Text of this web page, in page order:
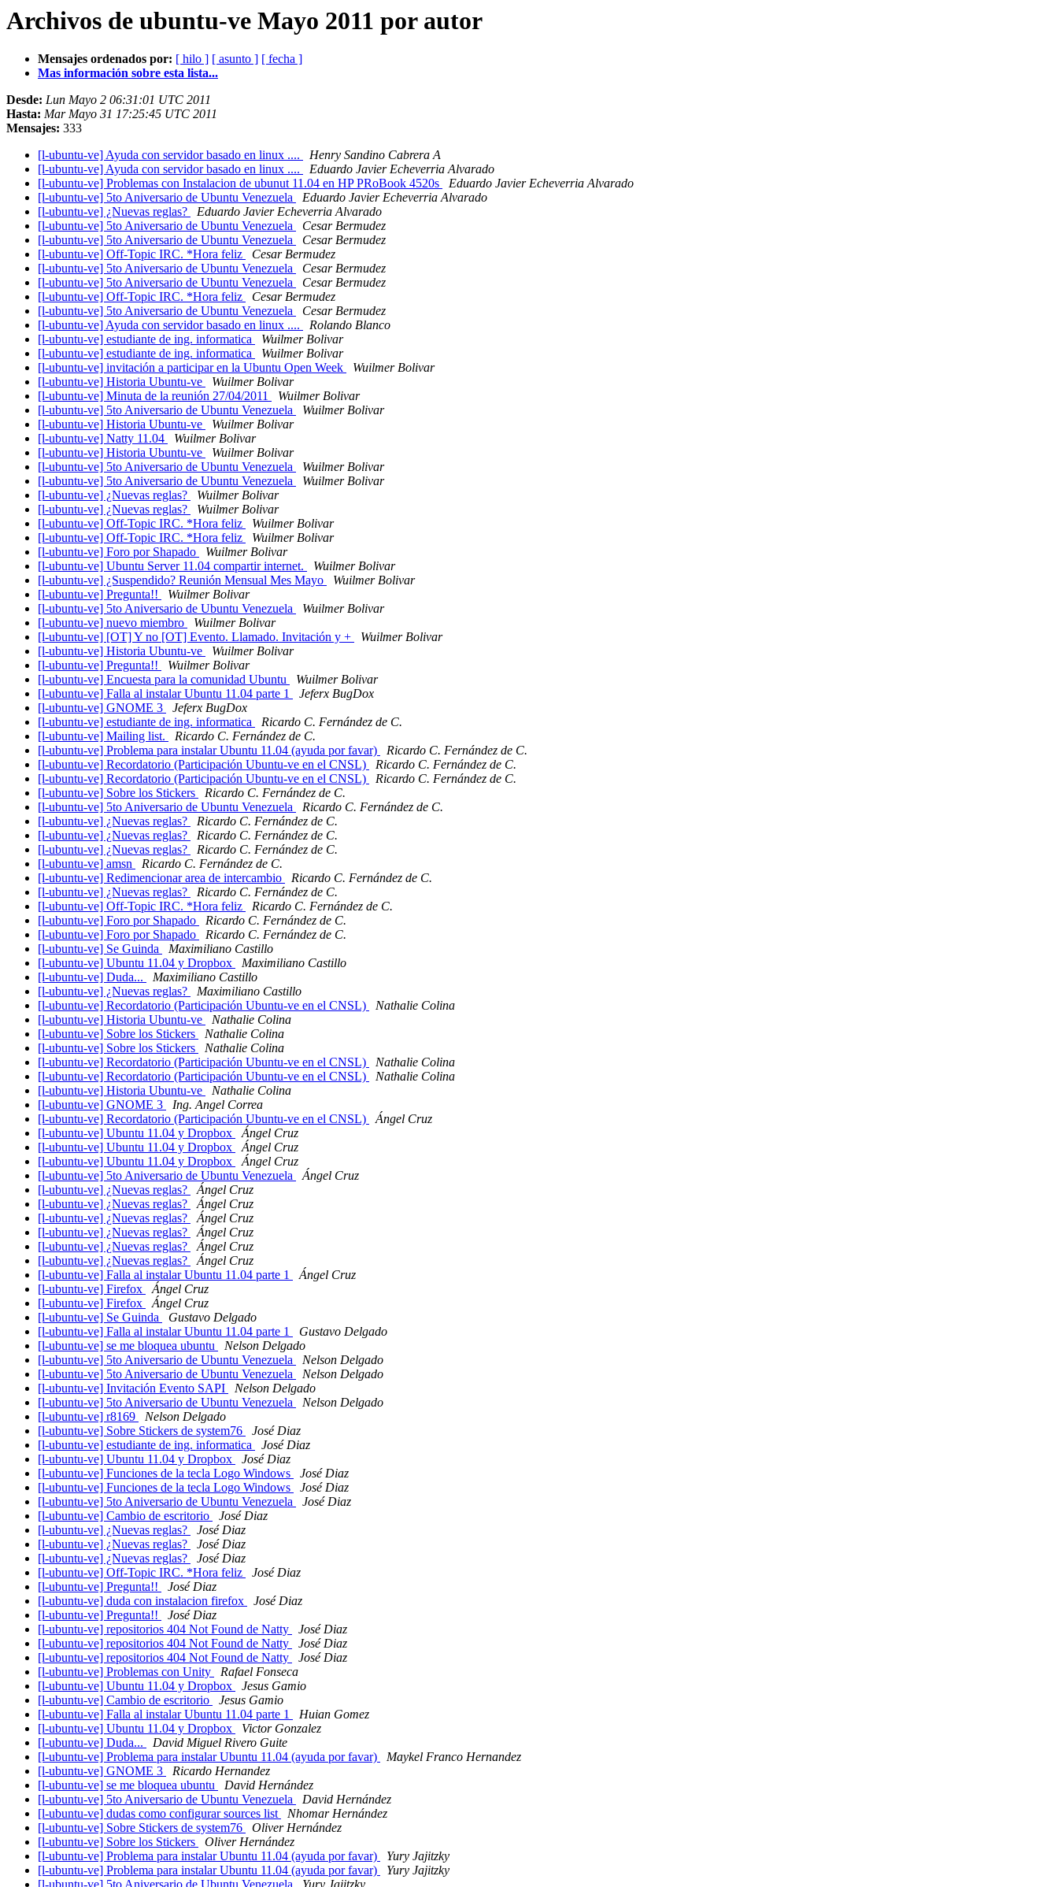
Archivos de ubuntu-ve Mayo 2011 por autor
Mensajes ordenados por: [ hilo ] [ asunto ] [ fecha ]
Mas información sobre esta lista...
Desde: Lun Mayo 2 06:31:01 UTC 2011
Hasta: Mar Mayo 31 17:25:45 UTC 2011
Mensajes: 333
[l-ubuntu-ve] Ayuda con servidor basado en linux ....
Henry Sandino Cabrera A
[l-ubuntu-ve] Ayuda con servidor basado en linux ....
Eduardo Javier Echeverria Alvarado
[l-ubuntu-ve] Problemas con Instalacion de ubunut 11.04 en HP PRoBook 4520s
Eduardo Javier Echeverria Alvarado
[l-ubuntu-ve] 5to Aniversario de Ubuntu Venezuela
Eduardo Javier Echeverria Alvarado
[l-ubuntu-ve] ¿Nuevas reglas?
Eduardo Javier Echeverria Alvarado
[l-ubuntu-ve] 5to Aniversario de Ubuntu Venezuela
Cesar Bermudez
[l-ubuntu-ve] 5to Aniversario de Ubuntu Venezuela
Cesar Bermudez
[l-ubuntu-ve] Off-Topic IRC. *Hora feliz
Cesar Bermudez
[l-ubuntu-ve] 5to Aniversario de Ubuntu Venezuela
Cesar Bermudez
[l-ubuntu-ve] 5to Aniversario de Ubuntu Venezuela
Cesar Bermudez
[l-ubuntu-ve] Off-Topic IRC. *Hora feliz
Cesar Bermudez
[l-ubuntu-ve] 5to Aniversario de Ubuntu Venezuela
Cesar Bermudez
[l-ubuntu-ve] Ayuda con servidor basado en linux ....
Rolando Blanco
[l-ubuntu-ve] estudiante de ing. informatica
Wuilmer Bolivar
[l-ubuntu-ve] estudiante de ing. informatica
Wuilmer Bolivar
[l-ubuntu-ve] invitación a participar en la Ubuntu Open Week
Wuilmer Bolivar
[l-ubuntu-ve] Historia Ubuntu-ve
Wuilmer Bolivar
[l-ubuntu-ve] Minuta de la reunión 27/04/2011
Wuilmer Bolivar
[l-ubuntu-ve] 5to Aniversario de Ubuntu Venezuela
Wuilmer Bolivar
[l-ubuntu-ve] Historia Ubuntu-ve
Wuilmer Bolivar
[l-ubuntu-ve] Natty 11.04
Wuilmer Bolivar
[l-ubuntu-ve] Historia Ubuntu-ve
Wuilmer Bolivar
[l-ubuntu-ve] 5to Aniversario de Ubuntu Venezuela
Wuilmer Bolivar
[l-ubuntu-ve] 5to Aniversario de Ubuntu Venezuela
Wuilmer Bolivar
[l-ubuntu-ve] ¿Nuevas reglas?
Wuilmer Bolivar
[l-ubuntu-ve] ¿Nuevas reglas?
Wuilmer Bolivar
[l-ubuntu-ve] Off-Topic IRC. *Hora feliz
Wuilmer Bolivar
[l-ubuntu-ve] Off-Topic IRC. *Hora feliz
Wuilmer Bolivar
[l-ubuntu-ve] Foro por Shapado
Wuilmer Bolivar
[l-ubuntu-ve] Ubuntu Server 11.04 compartir internet.
Wuilmer Bolivar
[l-ubuntu-ve] ¿Suspendido? Reunión Mensual Mes Mayo
Wuilmer Bolivar
[l-ubuntu-ve] Pregunta!!
Wuilmer Bolivar
[l-ubuntu-ve] 5to Aniversario de Ubuntu Venezuela
Wuilmer Bolivar
[l-ubuntu-ve] nuevo miembro
Wuilmer Bolivar
[l-ubuntu-ve] [OT] Y no [OT] Evento. Llamado. Invitación y +
Wuilmer Bolivar
[l-ubuntu-ve] Historia Ubuntu-ve
Wuilmer Bolivar
[l-ubuntu-ve] Pregunta!!
Wuilmer Bolivar
[l-ubuntu-ve] Encuesta para la comunidad Ubuntu
Wuilmer Bolivar
[l-ubuntu-ve] Falla al instalar Ubuntu 11.04 parte 1
Jeferx BugDox
[l-ubuntu-ve] GNOME 3
Jeferx BugDox
[l-ubuntu-ve] estudiante de ing. informatica
Ricardo C. Fernández de C.
[l-ubuntu-ve] Mailing list.
Ricardo C. Fernández de C.
[l-ubuntu-ve] Problema para instalar Ubuntu 11.04 (ayuda por favar)
Ricardo C. Fernández de C.
[l-ubuntu-ve] Recordatorio (Participación Ubuntu-ve en el CNSL)
Ricardo C. Fernández de C.
[l-ubuntu-ve] Recordatorio (Participación Ubuntu-ve en el CNSL)
Ricardo C. Fernández de C.
[l-ubuntu-ve] Sobre los Stickers
Ricardo C. Fernández de C.
[l-ubuntu-ve] 5to Aniversario de Ubuntu Venezuela
Ricardo C. Fernández de C.
[l-ubuntu-ve] ¿Nuevas reglas?
Ricardo C. Fernández de C.
[l-ubuntu-ve] ¿Nuevas reglas?
Ricardo C. Fernández de C.
[l-ubuntu-ve] ¿Nuevas reglas?
Ricardo C. Fernández de C.
[l-ubuntu-ve] amsn
Ricardo C. Fernández de C.
[l-ubuntu-ve] Redimencionar area de intercambio
Ricardo C. Fernández de C.
[l-ubuntu-ve] ¿Nuevas reglas?
Ricardo C. Fernández de C.
[l-ubuntu-ve] Off-Topic IRC. *Hora feliz
Ricardo C. Fernández de C.
[l-ubuntu-ve] Foro por Shapado
Ricardo C. Fernández de C.
[l-ubuntu-ve] Foro por Shapado
Ricardo C. Fernández de C.
[l-ubuntu-ve] Se Guinda
Maximiliano Castillo
[l-ubuntu-ve] Ubuntu 11.04 y Dropbox
Maximiliano Castillo
[l-ubuntu-ve] Duda...
Maximiliano Castillo
[l-ubuntu-ve] ¿Nuevas reglas?
Maximiliano Castillo
[l-ubuntu-ve] Recordatorio (Participación Ubuntu-ve en el CNSL)
Nathalie Colina
[l-ubuntu-ve] Historia Ubuntu-ve
Nathalie Colina
[l-ubuntu-ve] Sobre los Stickers
Nathalie Colina
[l-ubuntu-ve] Sobre los Stickers
Nathalie Colina
[l-ubuntu-ve] Recordatorio (Participación Ubuntu-ve en el CNSL)
Nathalie Colina
[l-ubuntu-ve] Recordatorio (Participación Ubuntu-ve en el CNSL)
Nathalie Colina
[l-ubuntu-ve] Historia Ubuntu-ve
Nathalie Colina
[l-ubuntu-ve] GNOME 3
Ing. Angel Correa
[l-ubuntu-ve] Recordatorio (Participación Ubuntu-ve en el CNSL)
Ángel Cruz
[l-ubuntu-ve] Ubuntu 11.04 y Dropbox
Ángel Cruz
[l-ubuntu-ve] Ubuntu 11.04 y Dropbox
Ángel Cruz
[l-ubuntu-ve] Ubuntu 11.04 y Dropbox
Ángel Cruz
[l-ubuntu-ve] 5to Aniversario de Ubuntu Venezuela
Ángel Cruz
[l-ubuntu-ve] ¿Nuevas reglas?
Ángel Cruz
[l-ubuntu-ve] ¿Nuevas reglas?
Ángel Cruz
[l-ubuntu-ve] ¿Nuevas reglas?
Ángel Cruz
[l-ubuntu-ve] ¿Nuevas reglas?
Ángel Cruz
[l-ubuntu-ve] ¿Nuevas reglas?
Ángel Cruz
[l-ubuntu-ve] ¿Nuevas reglas?
Ángel Cruz
[l-ubuntu-ve] Falla al instalar Ubuntu 11.04 parte 1
Ángel Cruz
[l-ubuntu-ve] Firefox
Ángel Cruz
[l-ubuntu-ve] Firefox
Ángel Cruz
[l-ubuntu-ve] Se Guinda
Gustavo Delgado
[l-ubuntu-ve] Falla al instalar Ubuntu 11.04 parte 1
Gustavo Delgado
[l-ubuntu-ve] se me bloquea ubuntu
Nelson Delgado
[l-ubuntu-ve] 5to Aniversario de Ubuntu Venezuela
Nelson Delgado
[l-ubuntu-ve] 5to Aniversario de Ubuntu Venezuela
Nelson Delgado
[l-ubuntu-ve] Invitación Evento SAPI
Nelson Delgado
[l-ubuntu-ve] 5to Aniversario de Ubuntu Venezuela
Nelson Delgado
[l-ubuntu-ve] r8169
Nelson Delgado
[l-ubuntu-ve] Sobre Stickers de system76
José Diaz
[l-ubuntu-ve] estudiante de ing. informatica
José Diaz
[l-ubuntu-ve] Ubuntu 11.04 y Dropbox
José Diaz
[l-ubuntu-ve] Funciones de la tecla Logo Windows
José Diaz
[l-ubuntu-ve] Funciones de la tecla Logo Windows
José Diaz
[l-ubuntu-ve] 5to Aniversario de Ubuntu Venezuela
José Diaz
[l-ubuntu-ve] Cambio de escritorio
José Diaz
[l-ubuntu-ve] ¿Nuevas reglas?
José Diaz
[l-ubuntu-ve] ¿Nuevas reglas?
José Diaz
[l-ubuntu-ve] ¿Nuevas reglas?
José Diaz
[l-ubuntu-ve] Off-Topic IRC. *Hora feliz
José Diaz
[l-ubuntu-ve] Pregunta!!
José Diaz
[l-ubuntu-ve] duda con instalacion firefox
José Diaz
[l-ubuntu-ve] Pregunta!!
José Diaz
[l-ubuntu-ve] repositorios 404 Not Found de Natty
José Diaz
[l-ubuntu-ve] repositorios 404 Not Found de Natty
José Diaz
[l-ubuntu-ve] repositorios 404 Not Found de Natty
José Diaz
[l-ubuntu-ve] Problemas con Unity
Rafael Fonseca
[l-ubuntu-ve] Ubuntu 11.04 y Dropbox
Jesus Gamio
[l-ubuntu-ve] Cambio de escritorio
Jesus Gamio
[l-ubuntu-ve] Falla al instalar Ubuntu 11.04 parte 1
Huian Gomez
[l-ubuntu-ve] Ubuntu 11.04 y Dropbox
Victor Gonzalez
[l-ubuntu-ve] Duda...
David Miguel Rivero Guite
[l-ubuntu-ve] Problema para instalar Ubuntu 11.04 (ayuda por favar)
Maykel Franco Hernandez
[l-ubuntu-ve] GNOME 3
Ricardo Hernandez
[l-ubuntu-ve] se me bloquea ubuntu
David Hernández
[l-ubuntu-ve] 5to Aniversario de Ubuntu Venezuela
David Hernández
[l-ubuntu-ve] dudas como configurar sources list
Nhomar Hernández
[l-ubuntu-ve] Sobre Stickers de system76
Oliver Hernández
[l-ubuntu-ve] Sobre los Stickers
Oliver Hernández
[l-ubuntu-ve] Problema para instalar Ubuntu 11.04 (ayuda por favar)
Yury Jajitzky
[l-ubuntu-ve] Problema para instalar Ubuntu 11.04 (ayuda por favar)
Yury Jajitzky